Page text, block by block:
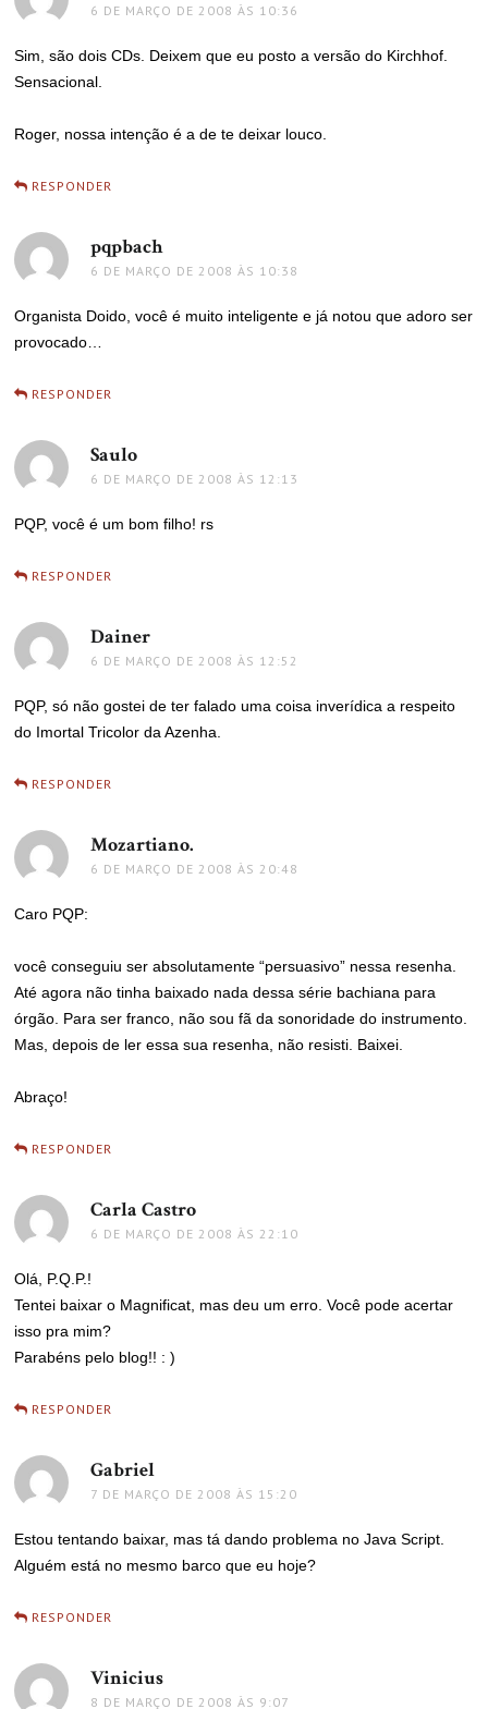
6 DE MARÇO DE 2008 ÀS 10:36
Sim, são dois CDs. Deixem que eu posto a versão do Kirchhof.
Sensacional.
Roger, nossa intenção é a de te deixar louco.
RESPONDER
pqpbachdisse:
6 DE MARÇO DE 2008 ÀS 10:38
Organista Doido, você é muito inteligente e já notou que adoro ser
provocado…
RESPONDER
Saulo
6 DE MARÇO DE 2008 ÀS 12:13
PQP, você é um bom filho! rs
RESPONDER
Dainer
6 DE MARÇO DE 2008 ÀS 12:52
PQP, só não gostei de ter falado uma coisa inverídica a respeito
do Imortal Tricolor da Azenha.
RESPONDER
Mozartiano.
6 DE MARÇO DE 2008 ÀS 20:48
Caro PQP:
você conseguiu ser absolutamente “persuasivo” nessa resenha.
Até agora não tinha baixado nada dessa série bachiana para
órgão. Para ser franco, não sou fã da sonoridade do instrumento.
Mas, depois de ler essa sua resenha, não resisti. Baixei.
Abraço!
RESPONDER
Carla Castro
6 DE MARÇO DE 2008 ÀS 22:10
Olá, P.Q.P.!
Tentei baixar o Magnificat, mas deu um erro. Você pode acertar
isso pra mim?
Parabéns pelo blog!! : )
RESPONDER
Gabriel
7 DE MARÇO DE 2008 ÀS 15:20
Estou tentando baixar, mas tá dando problema no Java Script.
Alguém está no mesmo barco que eu hoje?
RESPONDER
Vinicius
8 DE MARÇO DE 2008 ÀS 9:07